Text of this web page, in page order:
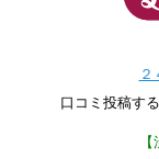
２
口コミ投稿す